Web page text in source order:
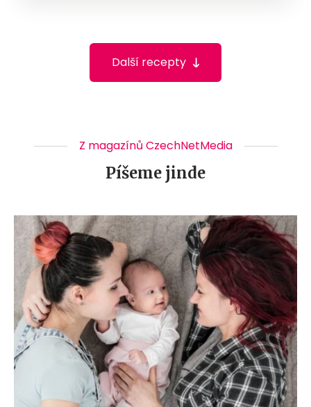
Další recepty
Z magazínů CzechNetMedia
Píšeme jinde